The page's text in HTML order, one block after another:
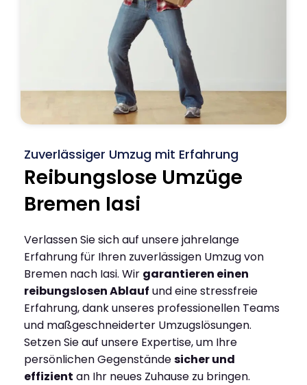
Zuverlässiger Umzug mit Erfahrung
Reibungslose Umzüge
Bremen Iasi
Verlassen Sie sich auf unsere jahrelange
Erfahrung für Ihren zuverlässigen Umzug von
Bremen nach Iasi. Wir garantieren einen
reibungslosen Ablauf und eine stressfreie
Erfahrung, dank unseres professionellen Teams
und maßgeschneiderter Umzugslösungen.
Setzen Sie auf unsere Expertise, um Ihre
persönlichen Gegenständesicher und
effizient an Ihr neues Zuhause zu bringen.